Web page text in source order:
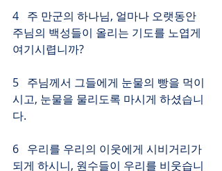
4   주 만군의 하나님, 얼마나 오랫동안
주님의 백성들이 올리는 기도를 노엽게
여기시렵니까?
5   주님께서 그들에게 눈물의 빵을 먹이
시고, 눈물을 물리도록 마시게 하셨습니
다.
6   우리를 우리의 이웃에게 시비거리가
되게 하시니, 원수들이 우리를 비웃습니